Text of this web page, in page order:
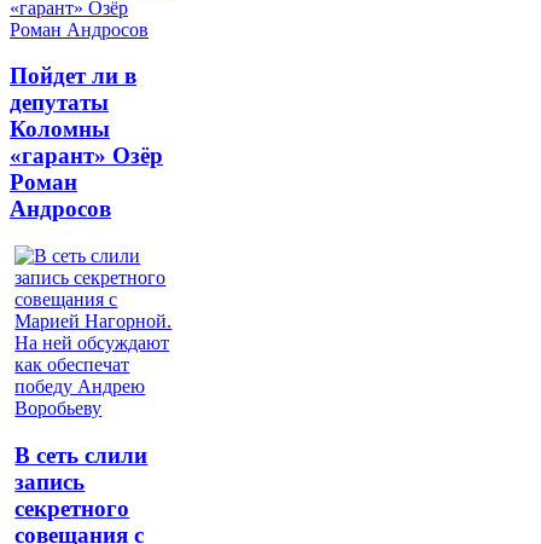
Пойдет ли в
депутаты
Коломны
«гарант» Озёр
Роман
Андросов
В сеть слили
запись
секретного
совещания с